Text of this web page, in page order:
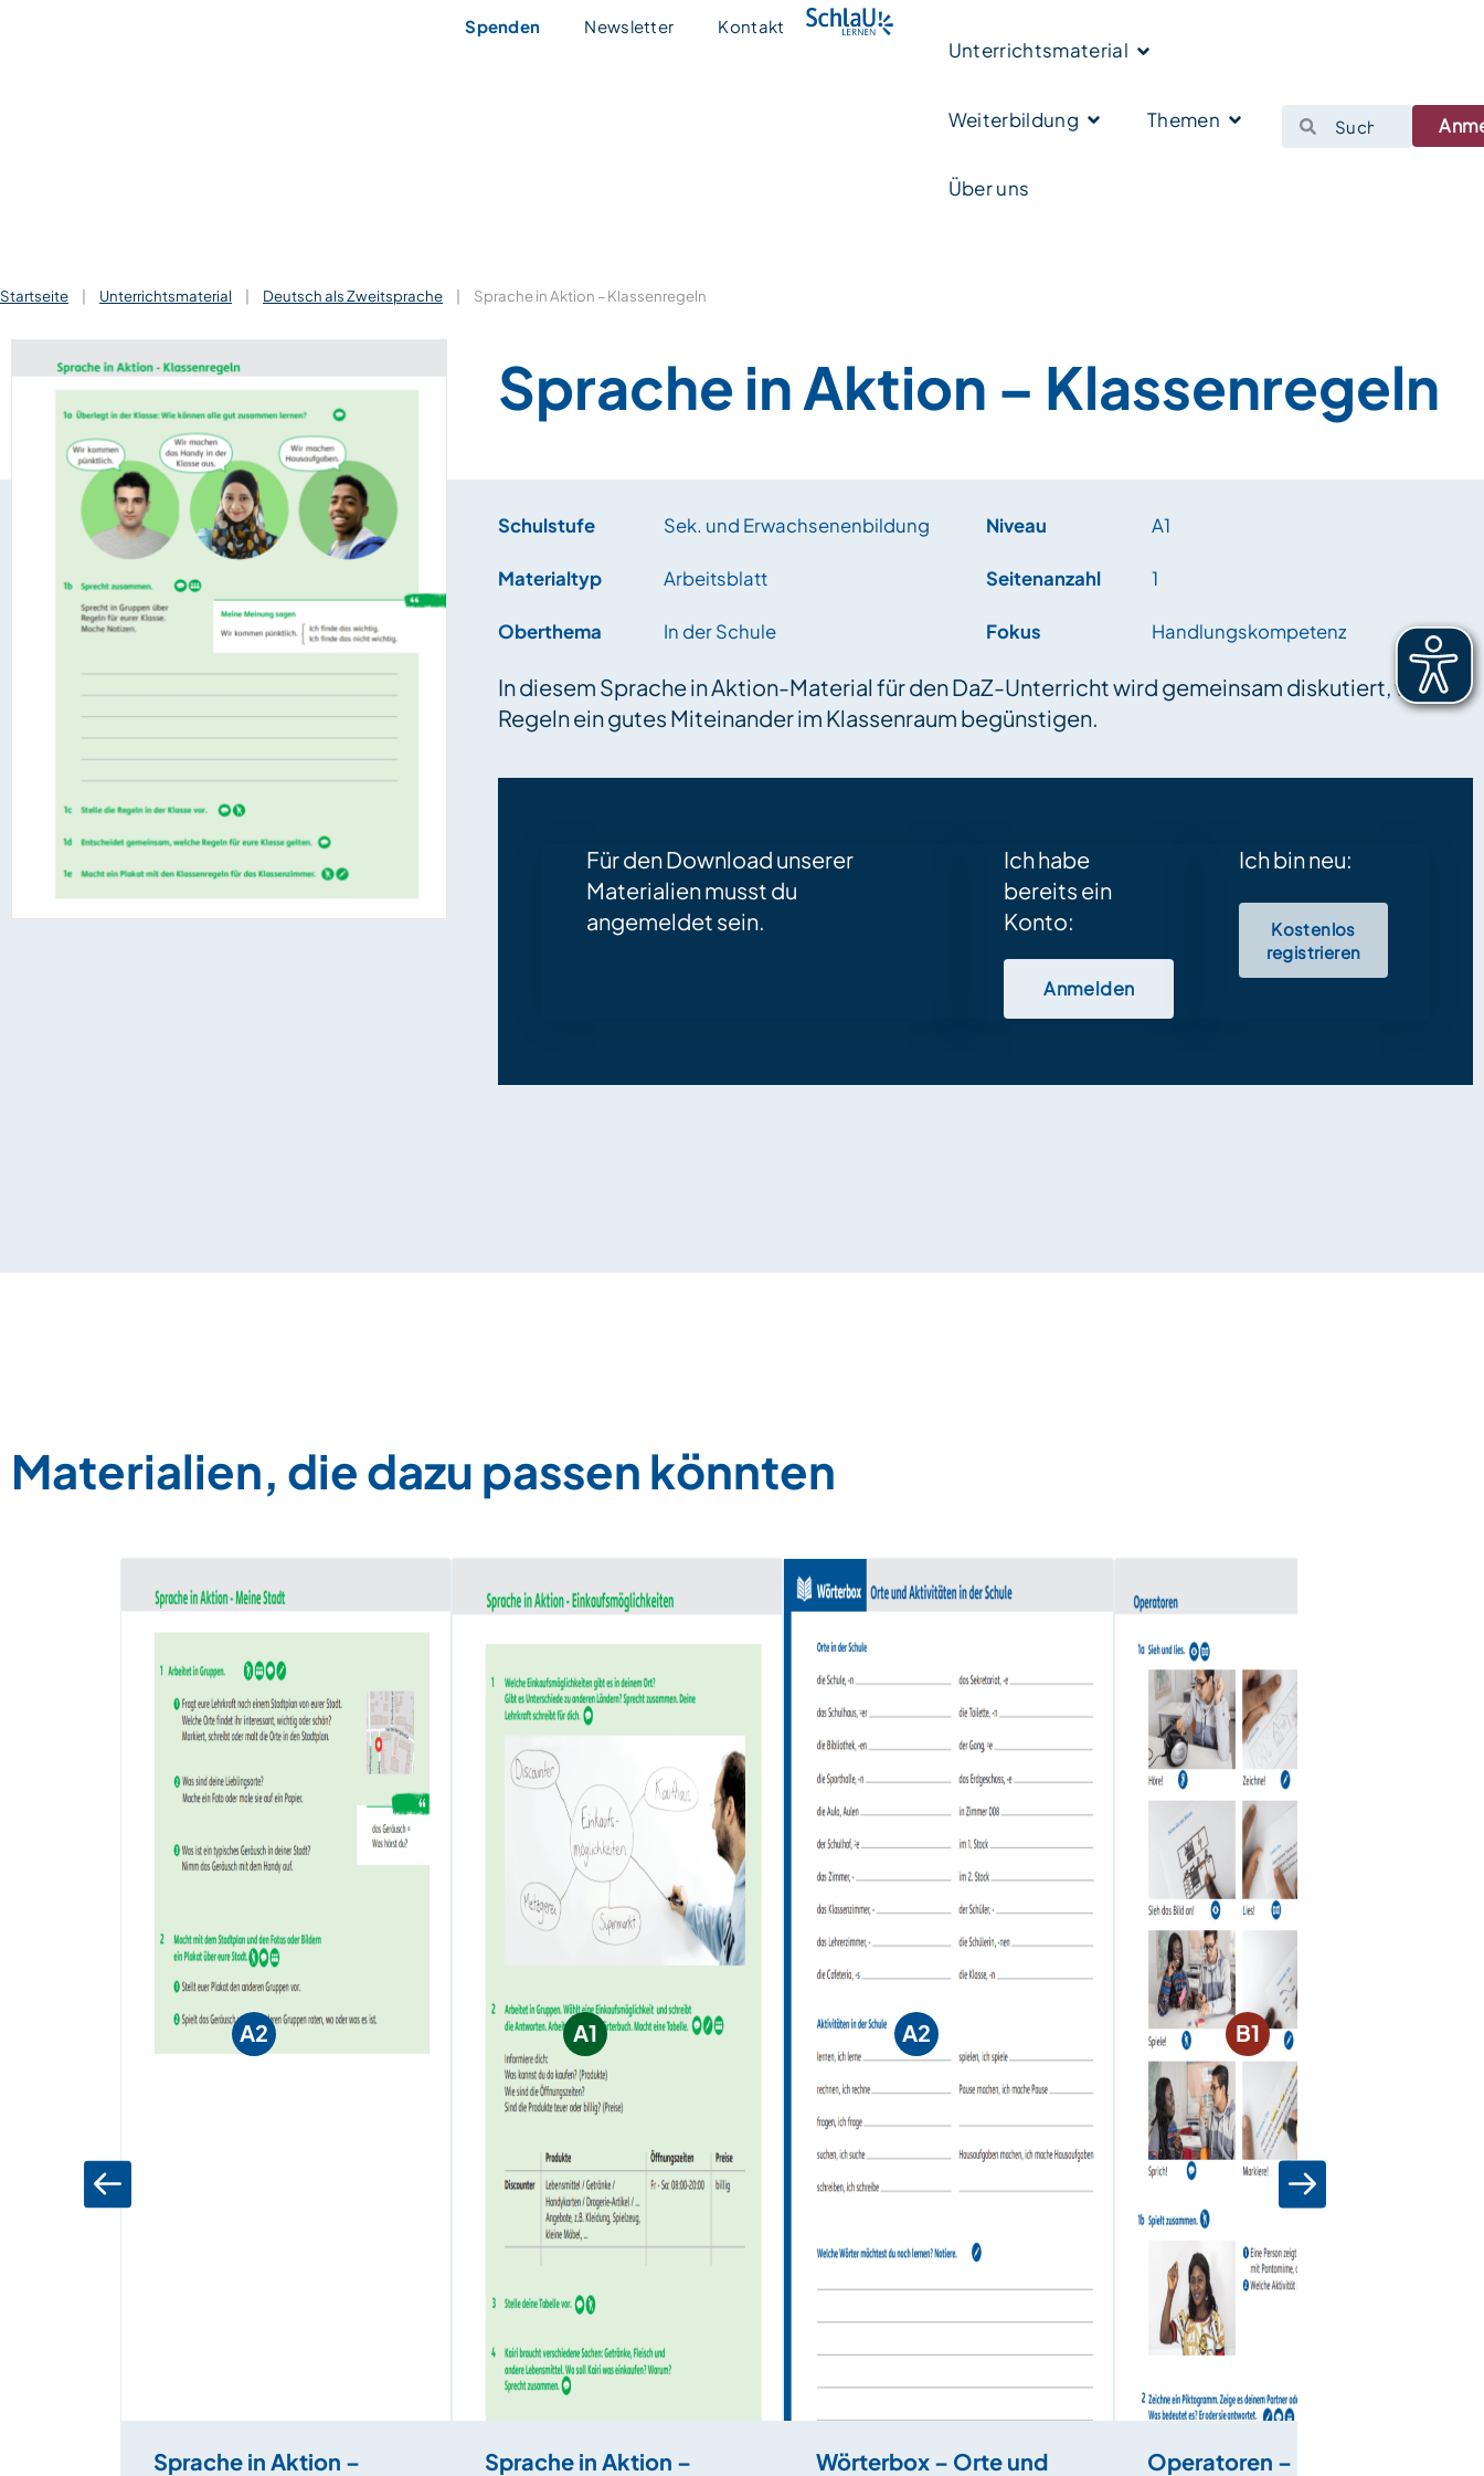
Spenden Newsletter Kontakt
Unterrichtsmaterial
Weiterbildung Themen
Über uns
Startseite | Unterrichtsmaterial | Deutsch als Zweitsprache | Sprache in Aktion – Klassenregeln
Sprache in Aktion – Klassenregeln
Schulstufe Sek. und Erwachsenenbildung
Materialtyp Arbeitsblatt
Oberthema In der Schule
Niveau A1
Seitenanzahl 1
Fokus Handlungskompetenz
In diesem Sprache in Aktion-Material für den DaZ-Unterricht wird gemeinsam diskutiert, welche
Regeln ein gutes Miteinander im Klassenraum begünstigen.
Für den Download unserer
Materialien musst du
angemeldet sein.
Ich habe
bereits ein
Konto:
Anmelden
Ich bin neu:
Kostenlos
registrieren
Materialien, die dazu passen könnten
A2
Sprache in Aktion –
A1
Sprache in Aktion –
A2
Wörterbox – Orte und
B1
Operatoren –